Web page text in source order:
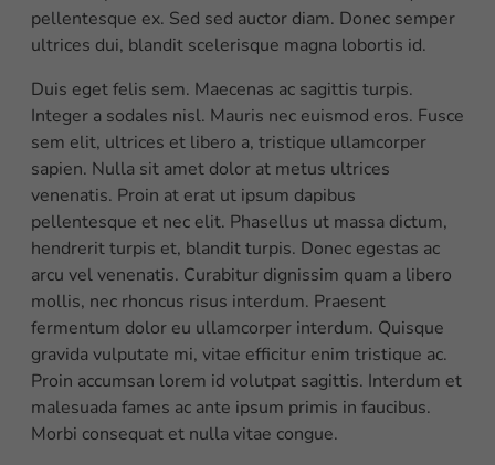
pellentesque ex. Sed sed auctor diam. Donec semper
ultrices dui, blandit scelerisque magna lobortis id.
Duis eget felis sem. Maecenas ac sagittis turpis.
Integer a sodales nisl. Mauris nec euismod eros. Fusce
sem elit, ultrices et libero a, tristique ullamcorper
sapien. Nulla sit amet dolor at metus ultrices
venenatis. Proin at erat ut ipsum dapibus
pellentesque et nec elit. Phasellus ut massa dictum,
hendrerit turpis et, blandit turpis. Donec egestas ac
arcu vel venenatis. Curabitur dignissim quam a libero
mollis, nec rhoncus risus interdum. Praesent
fermentum dolor eu ullamcorper interdum. Quisque
gravida vulputate mi, vitae efficitur enim tristique ac.
Proin accumsan lorem id volutpat sagittis. Interdum et
malesuada fames ac ante ipsum primis in faucibus.
Morbi consequat et nulla vitae congue.